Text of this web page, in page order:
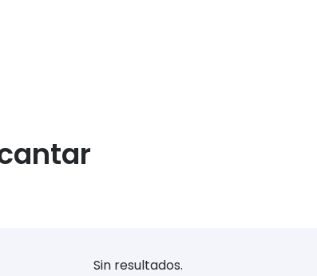
Sin resultados.